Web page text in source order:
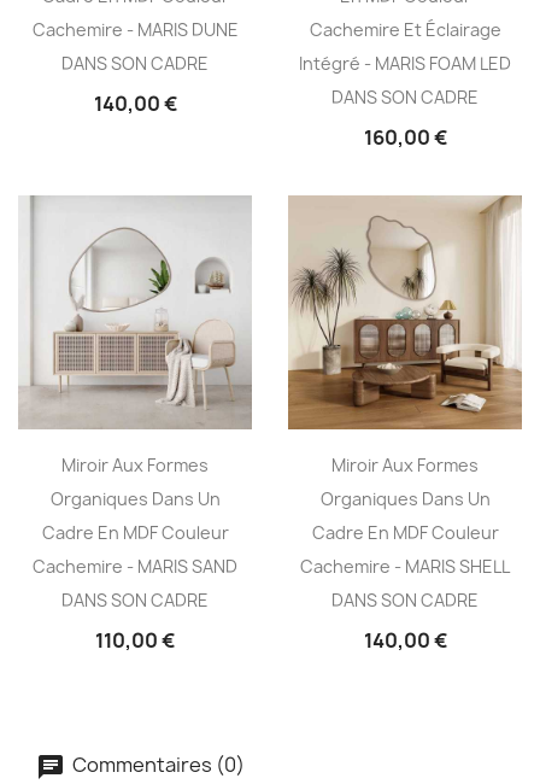
Cachemire - MARIS DUNE
DANS SON CADRE
140,00 €
Cachemire Et Éclairage
Intégré - MARIS FOAM LED
DANS SON CADRE
160,00 €
Miroir Aux Formes
Organiques Dans Un
Cadre En MDF Couleur
Cachemire - MARIS SAND
DANS SON CADRE
110,00 €
Miroir Aux Formes
Organiques Dans Un
Cadre En MDF Couleur
Cachemire - MARIS SHELL
DANS SON CADRE
140,00 €
Commentaires (0)